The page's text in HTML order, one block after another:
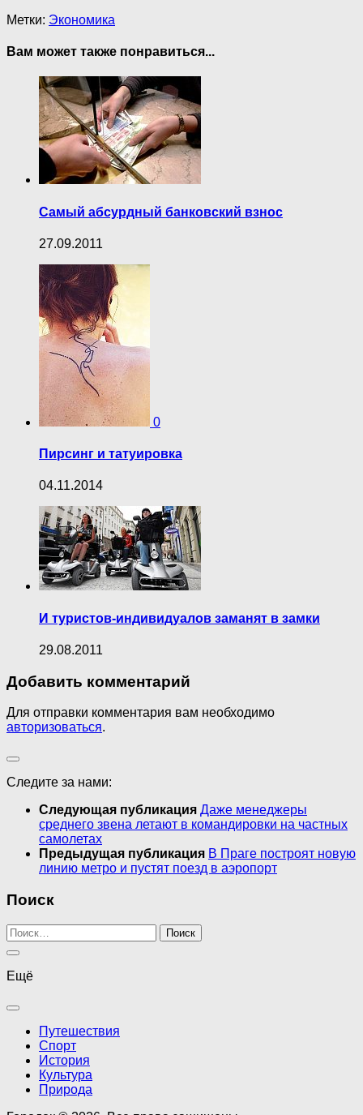
Метки: Экономика
Вам может также понравиться...
Самый абсурдный банковский взнос
27.09.2011
0
Пирсинг и татуировка
04.11.2014
И туристов-индивидуалов заманят в замки
29.08.2011
Добавить комментарий
Для отправки комментария вам необходимо
авторизоваться.
Следите за нами:
Следующая публикация Даже менеджеры
среднего звена летают в командировки на частных
самолетах
Предыдущая публикация В Праге построят новую
линию метро и пустят поезд в аэропорт
Поиск
Найти:
Ещё
Путешествия
Спорт
История
Культура
Природа